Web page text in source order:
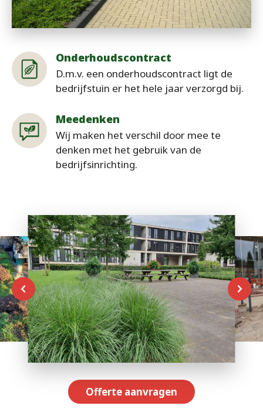
Onderhoudscontract
D.m.v. een onderhoudscontract ligt de
bedrijfstuin er het hele jaar verzorgd bij.
Meedenken
Wij maken het verschil door mee te
denken met het gebruik van de
bedrijfsinrichting.
Offerte aanvragen